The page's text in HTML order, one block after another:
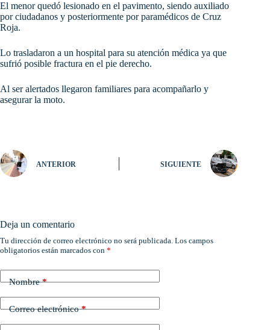
El menor quedó lesionado en el pavimento, siendo auxiliado
por ciudadanos y posteriormente por paramédicos de Cruz
Roja.
Lo trasladaron a un hospital para su atención médica ya que
sufrió posible fractura en el pie derecho.
Al ser alertados llegaron familiares para acompañarlo y
asegurar la moto.
ANTERIOR SIGUIENTE
Deja un comentario
Tu dirección de correo electrónico no será publicada. Los campos
obligatorios están marcados con *
Nombre*
Correo electrónico*